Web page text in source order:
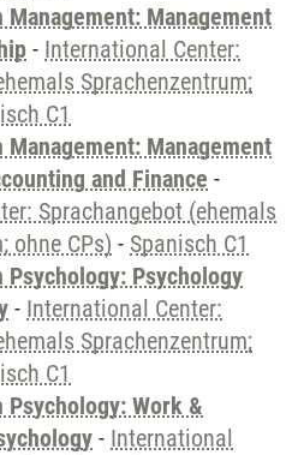
Management
- International Center:
Sprachenzentrum;
C1
Management
and Finance -
Sprachangebot (ehemals
ohne CPs) - Spanisch C1
Psychology: Psychology
- International Center:
Sprachenzentrum;
C1
Work &
- International